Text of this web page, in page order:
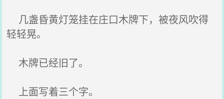
几盏昏黄灯笼挂在庄口木牌下，被夜风吹得
轻轻晃。
木牌已经旧了。
上面写着三个字。